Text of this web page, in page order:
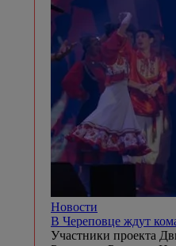
Новости
В Череповце ждут
Участники проекта